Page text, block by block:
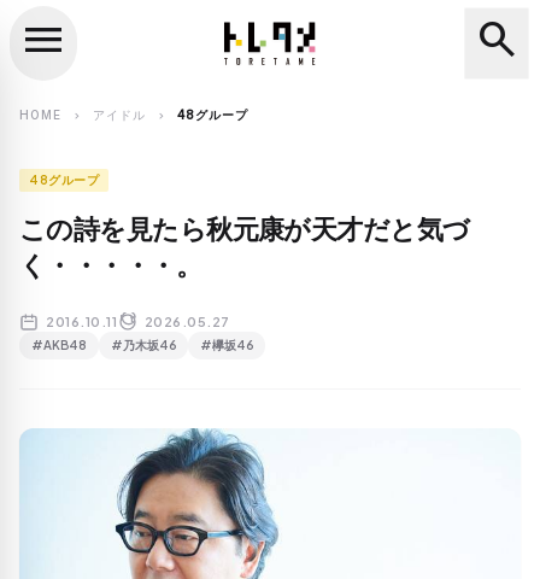
search
menu search
HOME chevron_right アイドル chevron_right 48グループ
48グループ
この詩を見たら秋元康が天才だと気づ
く・・・・・。
2016.10.11 2026.05.27
#AKB48 #乃木坂46 #欅坂46